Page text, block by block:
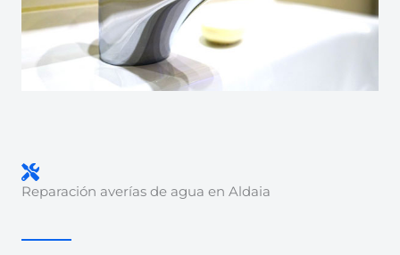
Reparación averías de agua en Aldaia